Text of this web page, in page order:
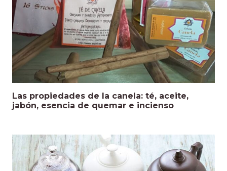
Las propiedades de la canela: té, aceite,
jabón, esencia de quemar e incienso